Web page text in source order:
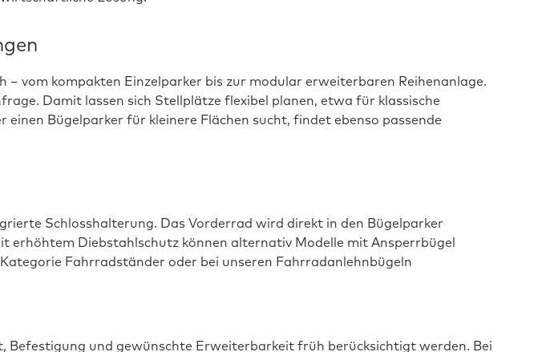
vom kompakten Einzelparker bis zur modular erweiterbaren Reihenanlage.
Damit lassen sich Stellplätze flexibel planen, etwa für klassische
Bügelparker für kleinere Flächen sucht, findet ebenso passende
Schlosshalterung. Das Vorderrad wird direkt in den Bügelparker
erhöhtem Diebstahlschutz können alternativ Modelle mit Ansperrbügel
Fahrradständer oder bei unseren Fahrradanlehnbügeln
und gewünschte Erweiterbarkeit früh berücksichtigt werden. Bei